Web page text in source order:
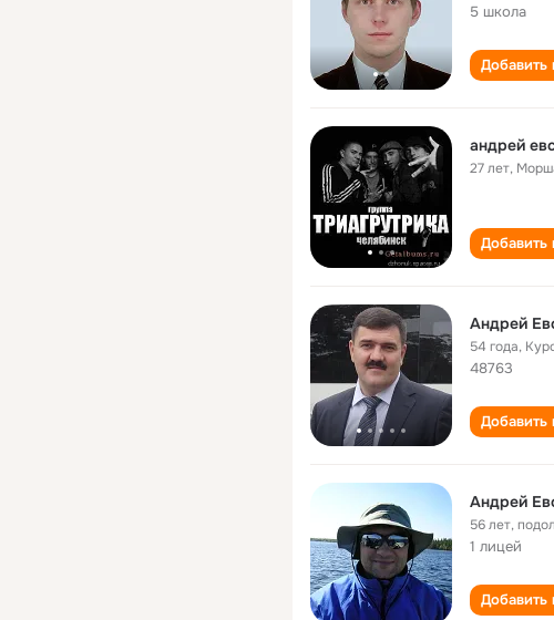
5 школа
Добавить
андрей
27 лет,
Добавить
Андрей
54 года,
48763
Добавить
Aндрей
56 лет,
1 лицей
Добавить